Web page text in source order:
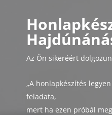
Az Ön sikeréért
„A honlapkészítés
feladata,
mert ha ezen próbál